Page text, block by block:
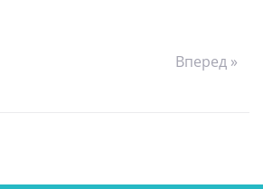
Вперед »